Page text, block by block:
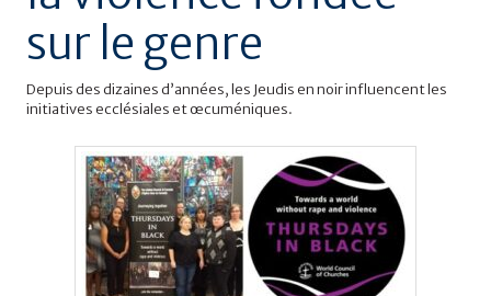
sur le genre
Depuis des dizaines d’années, les Jeudis en noir influencent les
initiatives ecclésiales et œcuméniques.